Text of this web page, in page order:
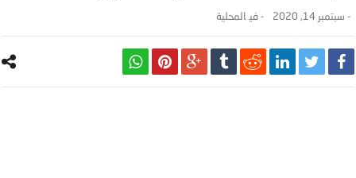
- سبتمبر 14, 2020 - ‎في المحلية